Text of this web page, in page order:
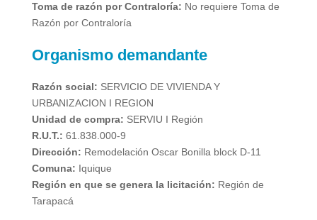
Toma de razón por Contraloría: No requiere Toma de
Razón por Contraloría
Organismo demandante
Razón social: SERVICIO DE VIVIENDA Y
URBANIZACION I REGION
Unidad de compra: SERVIU I Región
R.U.T.: 61.838.000-9
Dirección: Remodelación Oscar Bonilla block D-11
Comuna: Iquique
Región en que se genera la licitación: Región de
Tarapacá